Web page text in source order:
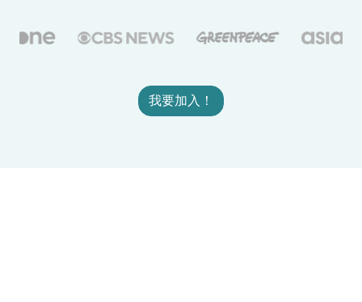
我要加入！